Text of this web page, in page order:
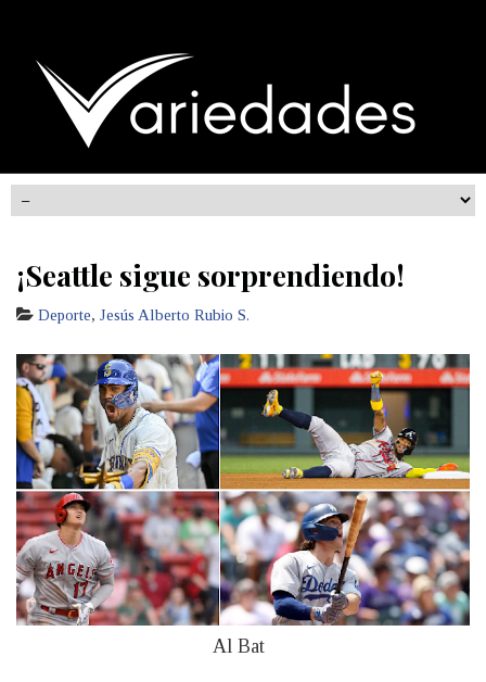
¡Seattle sigue sorprendiendo!
Deporte, Jesús Alberto Rubio S.
Al Bat